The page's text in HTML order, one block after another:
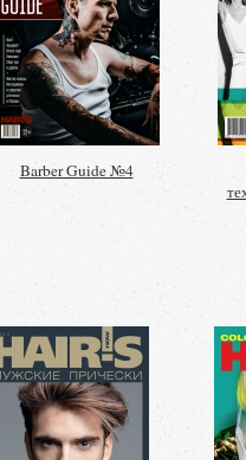
Barber Guide №4